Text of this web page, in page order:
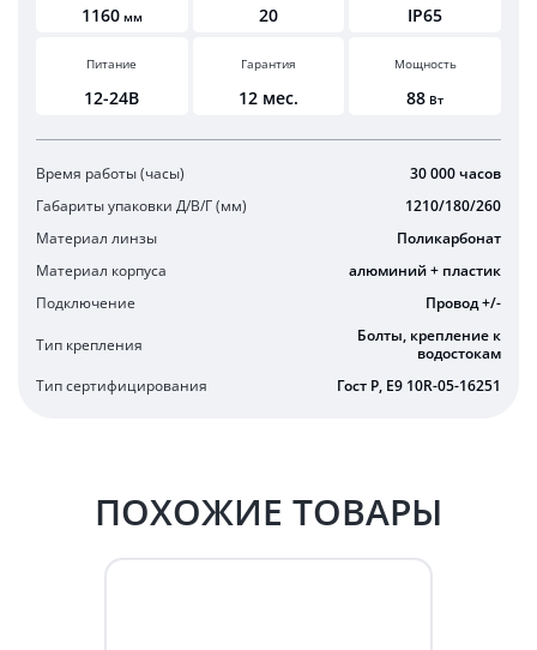
1160 мм 20 IP65
Питание
12-24В
Гарантия
12 мес.
Мощность
88 Вт
Время работы (часы)
30 000 часов
Габариты упаковки Д/В/Г (мм)
1210/180/260
Материал линзы
Поликарбонат
Материал корпуса
алюминий + пластик
Подключение
Провод +/-
Тип крепления
Болты, крепление к
водостокам
Тип сертифицирования
Гост Р, E9 10R-05-16251
ПОХОЖИЕ ТОВАРЫ